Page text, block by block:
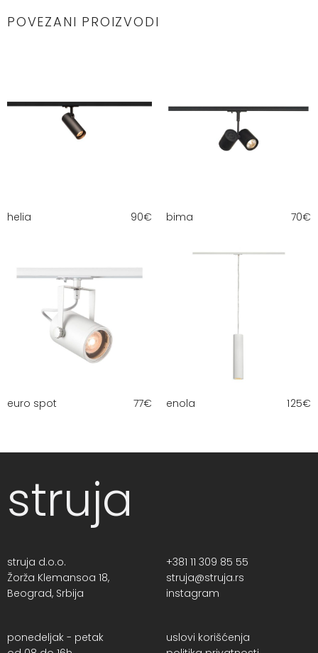
POVEZANI PROIZVODI
helia 90€ bima 70€
euro spot 77€ enola 125€
struja
struja d.o.o.
Žorža Klemansoa 18,
Beograd, Srbija
+381 11 309 85 55
struja@struja.rs
instagram
ponedeljak - petak
uslovi korišćenja